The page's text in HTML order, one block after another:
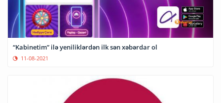
“Kabinetim” ilə yeniliklərdən ilk sən xəbərdar ol
11-08-2021